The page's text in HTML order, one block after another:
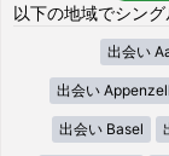
以下の地域でシン
出会い
出会い
出会い Basel